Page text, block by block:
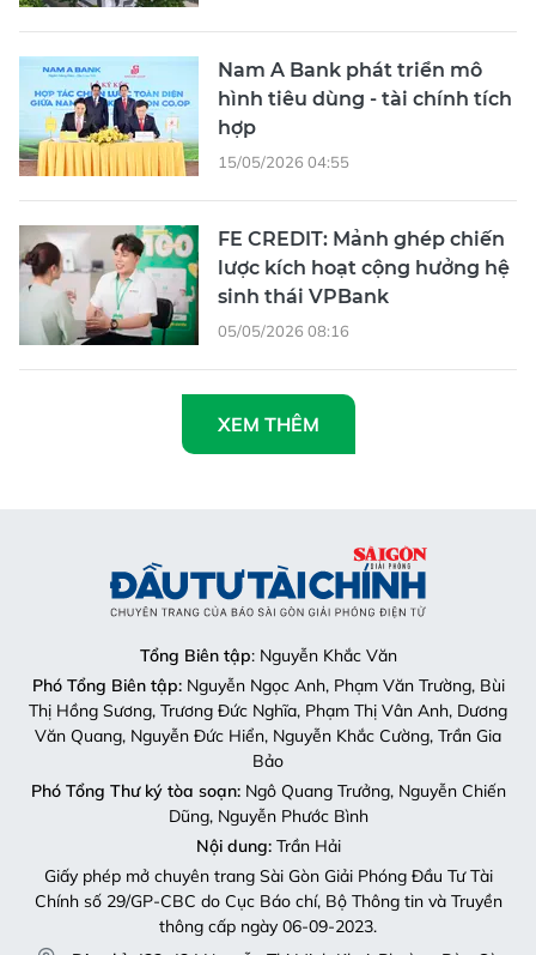
Nam A Bank phát triển mô
hình tiêu dùng - tài chính tích
hợp
15/05/2026 04:55
FE CREDIT: Mảnh ghép chiến
lược kích hoạt cộng hưởng hệ
sinh thái VPBank
05/05/2026 08:16
XEM THÊM
Tổng Biên tập: Nguyễn Khắc Văn
Phó Tổng Biên tập:Nguyễn Ngọc Anh, Phạm Văn Trường, Bùi
Thị Hồng Sương, Trương Đức Nghĩa, Phạm Thị Vân Anh, Dương
Văn Quang, Nguyễn Đức Hiển, Nguyễn Khắc Cường, Trần Gia
Bảo
Phó Tổng Thư ký tòa soạn:Ngô Quang Trưởng, Nguyễn Chiến
Dũng, Nguyễn Phước Bình
Nội dung:Trần Hải
Giấy phép mở chuyên trang Sài Gòn Giải Phóng Đầu Tư Tài
Chính số 29/GP-CBC do Cục Báo chí, Bộ Thông tin và Truyền
thông cấp ngày 06-09-2023.